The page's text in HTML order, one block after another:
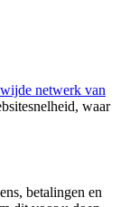
netwerk van
waar
betalingen en